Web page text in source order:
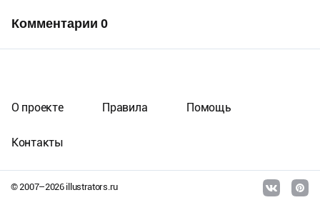
Комментарии 0
© 2007–2026illustrators.ru
О проекте Правила Помощь
Контакты